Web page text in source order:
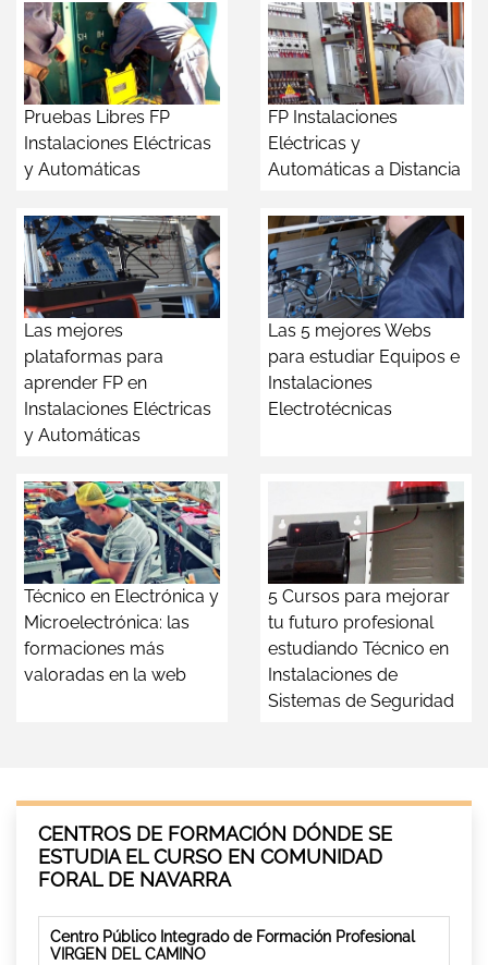
Pruebas Libres FP
Instalaciones Eléctricas
y Automáticas
FP Instalaciones
Eléctricas y
Automáticas a Distancia
Las mejores
plataformas para
aprender FP en
Instalaciones Eléctricas
y Automáticas
Las 5 mejores Webs
para estudiar Equipos e
Instalaciones
Electrotécnicas
Técnico en Electrónica y
Microelectrónica: las
formaciones más
valoradas en la web
5 Cursos para mejorar
tu futuro profesional
estudiando Técnico en
Instalaciones de
Sistemas de Seguridad
CENTROS DE FORMACIÓN DÓNDE SE
ESTUDIA EL CURSO EN COMUNIDAD
FORAL DE NAVARRA
Centro Público Integrado de Formación Profesional
VIRGEN DEL CAMINO